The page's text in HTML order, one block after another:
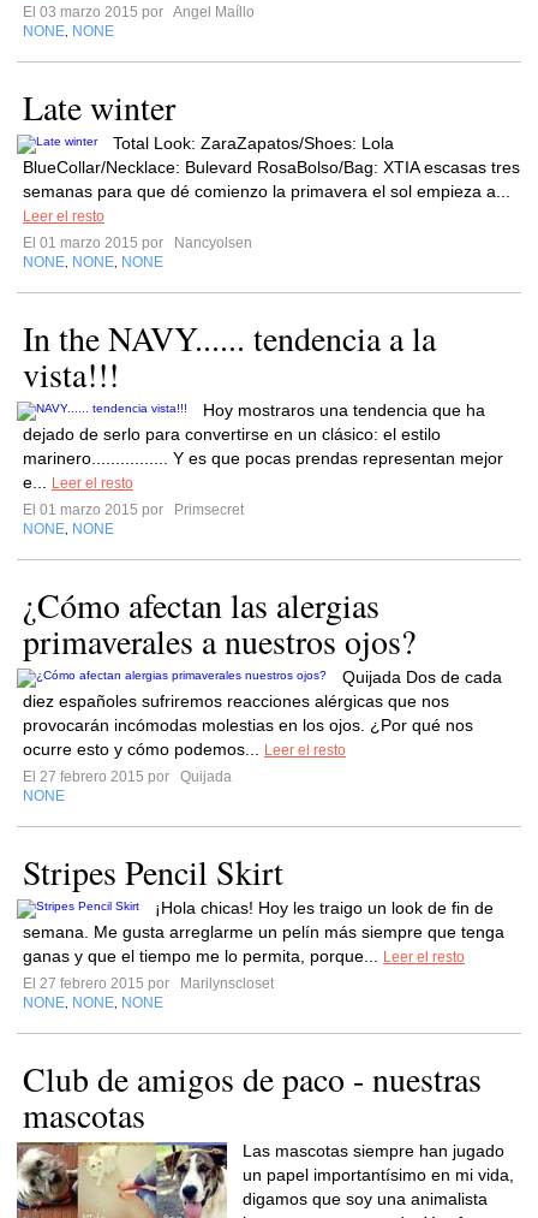
El 03 marzo 2015 por Angel Maíllo
NONE NONE
Late winter
Total Look: ZaraZapatos/Shoes: Lola
BlueCollar/Necklace: Bulevard RosaBolso/Bag: XTIA escasas tres
semanas para que dé comienzo la primavera el sol empieza a...
Leer el resto
El 01 marzo 2015 por
Nancyolsen
NONE NONE NONE
In the NAVY...... tendencia a la
vista!!!
Hoy mostraros una tendencia que ha
dejado de serlo para convertirse en un clásico: el estilo
marinero................ Y es que pocas prendas representan mejor
e...
Leer el resto
El 01 marzo 2015 por
Primsecret
NONE NONE
¿Cómo afectan las alergias
primaverales a nuestros ojos?
Quijada Dos de cada
diez españoles sufriremos reacciones alérgicas que nos
provocarán incómodas molestias en los ojos. ¿Por qué nos
ocurre esto y cómo podemos...
Leer el resto
El 27 febrero 2015 por
Quijada
NONE
Stripes Pencil Skirt
¡Hola chicas! Hoy les traigo un look de fin de
semana. Me gusta arreglarme un pelín más siempre que tenga
ganas y que el tiempo me lo permita, porque...
Leer el resto
El 27 febrero 2015 por
Marilynscloset
NONE NONE NONE
Club de amigos de paco - nuestras
mascotas
Las mascotas siempre han jugado
un papel importantísimo en mi vida,
digamos que soy una animalista